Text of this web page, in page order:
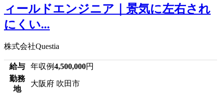
ィールドエンジニア｜景気に左右され
にくい...
株式会社Questia
給与 年収例4,500,000円
勤務
地
大阪府 吹田市